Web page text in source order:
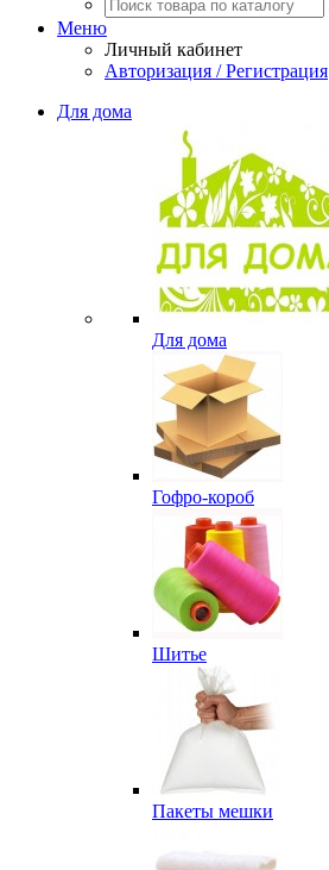
Меню
Личный кабинет
Авторизация / Регистрация
Для дома
Для дома
Гофро-короб
Шитье
Пакеты мешки